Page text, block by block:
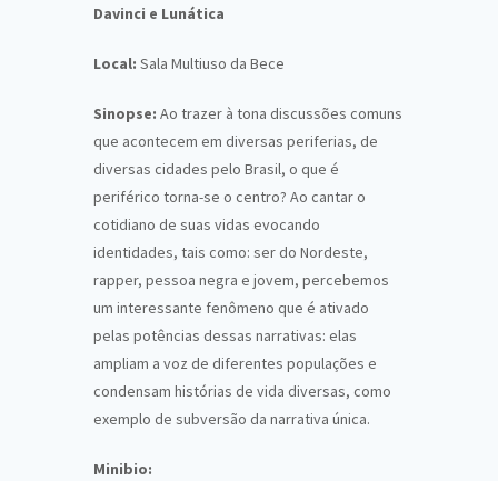
Davinci e Lunática
Local: Sala Multiuso da Bece
Sinopse: Ao trazer à tona discussões comuns
que acontecem em diversas periferias, de
diversas cidades pelo Brasil, o que é
periférico torna-se o centro? Ao cantar o
cotidiano de suas vidas evocando
identidades, tais como: ser do Nordeste,
rapper, pessoa negra e jovem, percebemos
um interessante fenômeno que é ativado
pelas potências dessas narrativas: elas
ampliam a voz de diferentes populações e
condensam histórias de vida diversas, como
exemplo de subversão da narrativa única.
Minibio: